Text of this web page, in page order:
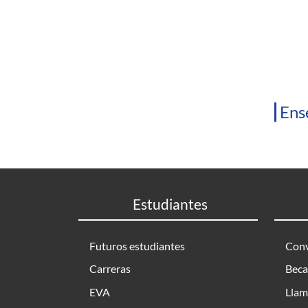
Estudiantes
Futuros estudiantes
Carreras
EVA